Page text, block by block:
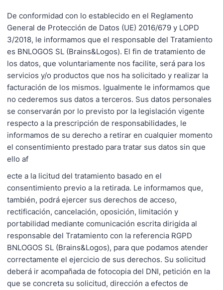
De conformidad con lo establecido en el Reglamento
General de Protección de Datos (UE) 2016/679 y LOPD
3/2018, le informamos que el responsable del Tratamiento
es BNLOGOS SL (Brains&Logos). El fin de tratamiento de
los datos, que voluntariamente nos facilite, será para los
servicios y/o productos que nos ha solicitado y realizar la
facturación de los mismos. Igualmente le informamos que
no cederemos sus datos a terceros. Sus datos personales
se conservarán por lo previsto por la legislación vigente
respecto a la prescripción de responsabilidades, le
informamos de su derecho a retirar en cualquier momento
el consentimiento prestado para tratar sus datos sin que
ello af
ecte a la licitud del tratamiento basado en el
consentimiento previo a la retirada. Le informamos que,
también, podrá ejercer sus derechos de acceso,
rectificación, cancelación, oposición, limitación y
portabilidad mediante comunicación escrita dirigida al
responsable del Tratamiento con la referencia RGPD
BNLOGOS SL (Brains&Logos), para que podamos atender
correctamente el ejercicio de sus derechos. Su solicitud
deberá ir acompañada de fotocopia del DNI, petición en la
que se concreta su solicitud, dirección a efectos de